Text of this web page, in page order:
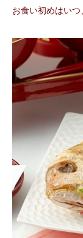
お食い初めはい